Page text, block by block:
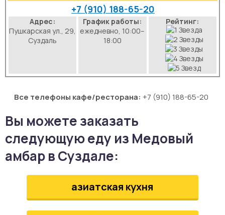
+7 (910) 188-65-20
Адрес:
Пушкарская ул., 29,
Суздаль
График работы:
ежедневно, 10:00–
18:00
Рейтинг:
Все телефоны кафе/ресторана: +7 (910) 188-65-20
Вы можете заказать
следующую еду из Медовый
амбар в Суздале:
азиатская кухня